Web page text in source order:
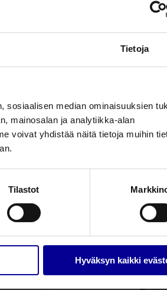
Tietoja
sosiaalisen median ominaisuuksien
mainosalan ja analytiikka-alan
voivat yhdistää näitä tietoja muihin
Tilastot
Hyväksyn kaikki
Jaa